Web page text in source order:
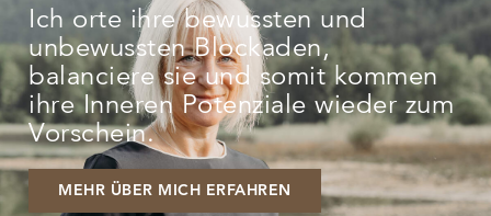
Ich orte ihre bewussten und
unbewussten Blockaden,
balanciere sie und somit kommen
ihre Inneren Potenziale wieder zum
Vorschein.
MEHR ÜBER MICH ERFAHREN